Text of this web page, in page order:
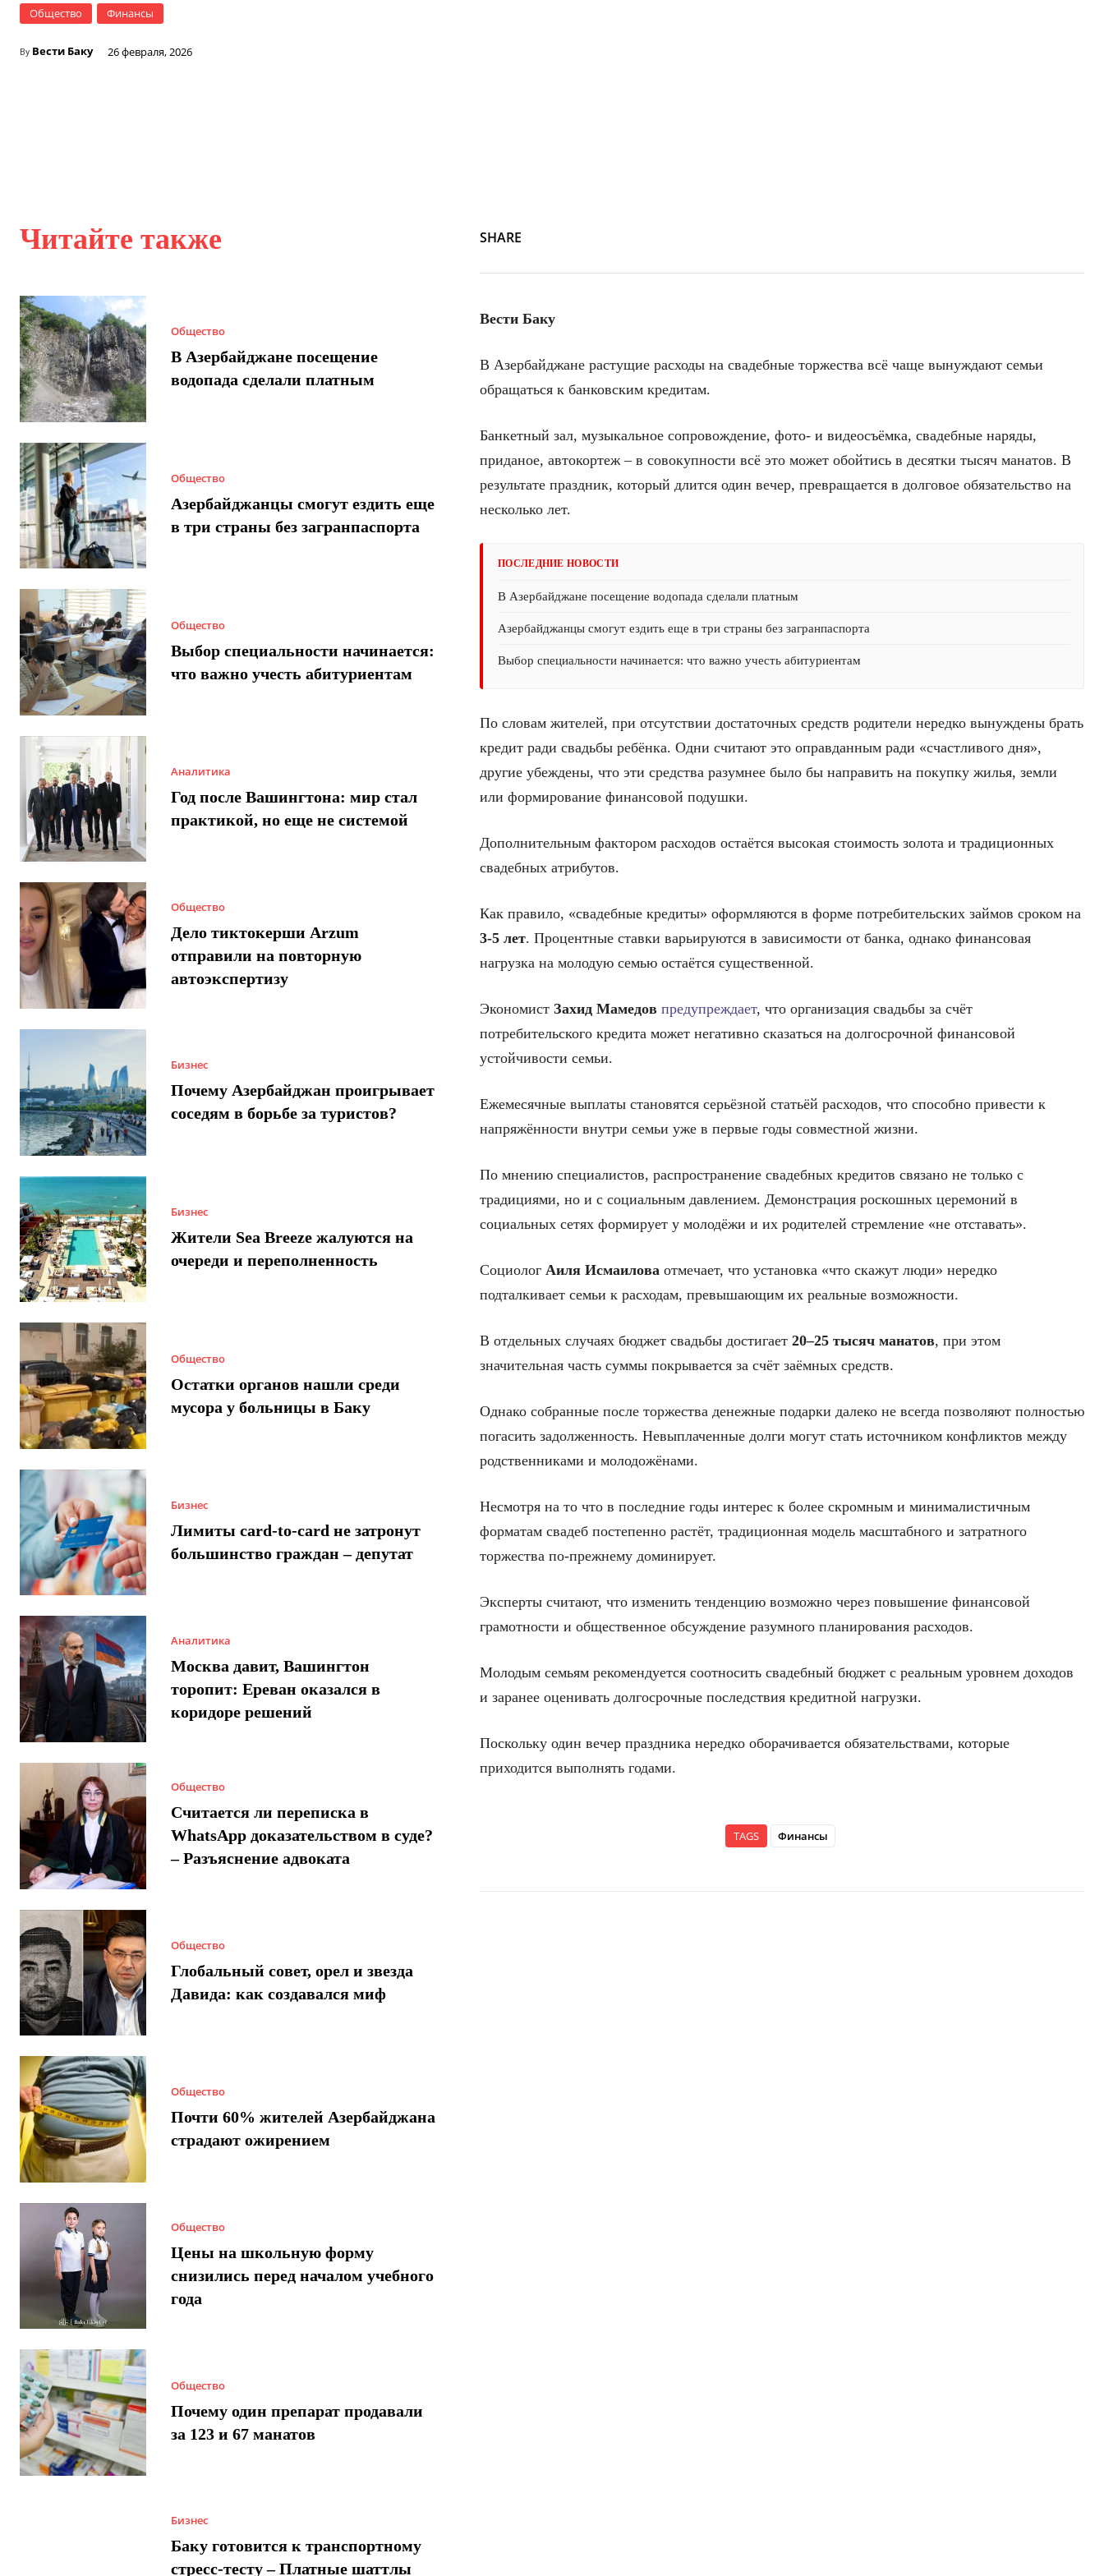
Общество Финансы
By Вести Баку 26 февраля, 2026
Читайте также
Общество
В Азербайджане посещение
водопада сделали платным
Общество
Азербайджанцы смогут ездить еще
в три страны без загранпаспорта
Общество
Выбор специальности начинается:
что важно учесть абитуриентам
Аналитика
Год после Вашингтона: мир стал
практикой, но еще не системой
Общество
Дело тиктокерши Arzum
отправили на повторную
автоэкспертизу
Бизнес
Почему Азербайджан проигрывает
соседям в борьбе за туристов?
Бизнес
Жители Sea Breeze жалуются на
очереди и переполненность
Общество
Остатки органов нашли среди
мусора у больницы в Баку
Бизнес
Лимиты card-to-card не затронут
большинство граждан – депутат
Аналитика
Москва давит, Вашингтон
торопит: Ереван оказался в
коридоре решений
Общество
Считается ли переписка в
WhatsApp доказательством в суде?
– Разъяснение адвоката
Общество
Глобальный совет, орел и звезда
Давида: как создавался миф
Общество
Почти 60% жителей Азербайджана
страдают ожирением
Общество
Цены на школьную форму
снизились перед началом учебного
года
Общество
Почему один препарат продавали
за 123 и 67 манатов
Бизнес
Баку готовится к транспортному
стресс-тесту – Платные шаттлы
SHARE
Вести Баку
В Азербайджане растущие расходы на свадебные торжества всё чаще вынуждают семьи
обращаться к банковским кредитам.
Банкетный зал, музыкальное сопровождение, фото- и видеосъёмка, свадебные наряды,
приданое, автокортеж – в совокупности всё это может обойтись в десятки тысяч манатов. В
результате праздник, который длится один вечер, превращается в долговое обязательство на
несколько лет.
ПОСЛЕДНИЕ НОВОСТИ
В Азербайджане посещение водопада сделали платным
Азербайджанцы смогут ездить еще в три страны без загранпаспорта
Выбор специальности начинается: что важно учесть абитуриентам
По словам жителей, при отсутствии достаточных средств родители нередко вынуждены брать
кредит ради свадьбы ребёнка. Одни считают это оправданным ради «счастливого дня»,
другие убеждены, что эти средства разумнее было бы направить на покупку жилья, земли
или формирование финансовой подушки.
Дополнительным фактором расходов остаётся высокая стоимость золота и традиционных
свадебных атрибутов.
Как правило, «свадебные кредиты» оформляются в форме потребительских займов сроком на
3-5 лет. Процентные ставки варьируются в зависимости от банка, однако финансовая
нагрузка на молодую семью остаётся существенной.
Экономист Захид Мамедов предупреждает, что организация свадьбы за счёт
потребительского кредита может негативно сказаться на долгосрочной финансовой
устойчивости семьи.
Ежемесячные выплаты становятся серьёзной статьёй расходов, что способно привести к
напряжённости внутри семьи уже в первые годы совместной жизни.
По мнению специалистов, распространение свадебных кредитов связано не только с
традициями, но и с социальным давлением. Демонстрация роскошных церемоний в
социальных сетях формирует у молодёжи и их родителей стремление «не отставать».
Социолог Аиля Исмаилова отмечает, что установка «что скажут люди» нередко
подталкивает семьи к расходам, превышающим их реальные возможности.
В отдельных случаях бюджет свадьбы достигает 20–25 тысяч манатов, при этом
значительная часть суммы покрывается за счёт заёмных средств.
Однако собранные после торжества денежные подарки далеко не всегда позволяют полностью
погасить задолженность. Невыплаченные долги могут стать источником конфликтов между
родственниками и молодожёнами.
Несмотря на то что в последние годы интерес к более скромным и минималистичным
форматам свадеб постепенно растёт, традиционная модель масштабного и затратного
торжества по-прежнему доминирует.
Эксперты считают, что изменить тенденцию возможно через повышение финансовой
грамотности и общественное обсуждение разумного планирования расходов.
Молодым семьям рекомендуется соотносить свадебный бюджет с реальным уровнем доходов
и заранее оценивать долгосрочные последствия кредитной нагрузки.
Поскольку один вечер праздника нередко оборачивается обязательствами, которые
приходится выполнять годами.
TAGS Финансы